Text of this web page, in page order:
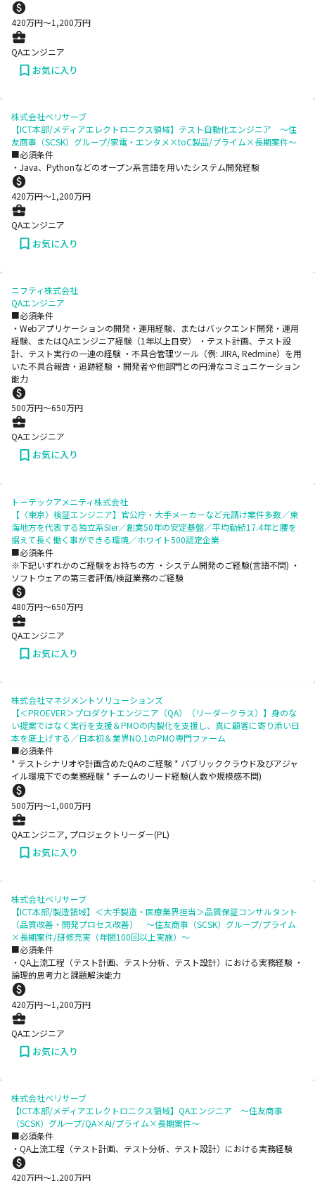
420万円〜1,200万円
QAエンジニア
お気に入り
株式会社ベリサーブ
【ICT本部/メディアエレクトロニクス領域】テスト自動化エンジニア ～住
友商事（SCSK）グループ/家電・エンタメ×toC製品/プライム×長期案件～
■必須条件
・Java、Pythonなどのオープン系言語を用いたシステム開発経験
420万円〜1,200万円
QAエンジニア
お気に入り
ニフティ株式会社
QAエンジニア
■必須条件
・Webアプリケーションの開発・運用経験、またはバックエンド開発・運用
経験、またはQAエンジニア経験（1年以上目安） ・テスト計画、テスト設
計、テスト実行の一連の経験 ・不具合管理ツール（例: JIRA, Redmine）を用
いた不具合報告・追跡経験 ・開発者や他部門との円滑なコミュニケーション
能力
500万円〜650万円
QAエンジニア
お気に入り
トーテックアメニティ株式会社
【〈東京〉検証エンジニア】官公庁・大手メーカーなど元請け案件多数／東
海地方を代表する独立系SIer／創業50年の安定基盤／平均勤続17.4年と腰を
据えて長く働く事ができる環境／ホワイト500認定企業
■必須条件
※下記いずれかのご経験をお持ちの方 ・システム開発のご経験(言語不問) ・
ソフトウェアの第三者評価/検証業務のご経験
480万円〜650万円
QAエンジニア
お気に入り
株式会社マネジメントソリューションズ
【＜PROEVER＞プロダクトエンジニア（QA）（リーダークラス）】身のな
い提案ではなく実行を支援＆PMOの内製化を支援し、真に顧客に寄り添い日
本を底上げする／日本初＆業界NO.1のPMO専門ファーム
■必須条件
* テストシナリオや計画含めたQAのご経験 * パブリッククラウド及びアジャ
イル環境下での業務経験 * チームのリード経験(人数や規模感不問)
500万円〜1,000万円
QAエンジニア, プロジェクトリーダー(PL)
お気に入り
株式会社ベリサーブ
【ICT本部/製造領域】＜大手製造・医療業界担当＞品質保証コンサルタント
（品質改善・開発プロセス改善） ～住友商事（SCSK）グループ/プライム
×長期案件/研修充実（年間100回以上実施）～
■必須条件
・QA上流工程（テスト計画、テスト分析、テスト設計）における実務経験 ・
論理的思考力と課題解決能力
420万円〜1,200万円
QAエンジニア
お気に入り
株式会社ベリサーブ
【ICT本部/メディアエレクトロニクス領域】QAエンジニア ～住友商事
（SCSK）グループ/QA×AI/プライム×長期案件～
■必須条件
・QA上流工程（テスト計画、テスト分析、テスト設計）における実務経験
420万円〜1,200万円